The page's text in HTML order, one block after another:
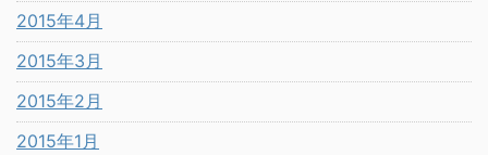
2015年4月
2015年3月
2015年2月
2015年1月